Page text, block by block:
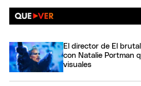
El director de El
con Natalie Portman
visuales